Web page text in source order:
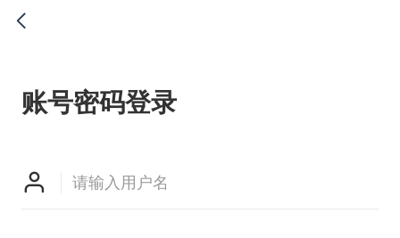

账号密码登录
